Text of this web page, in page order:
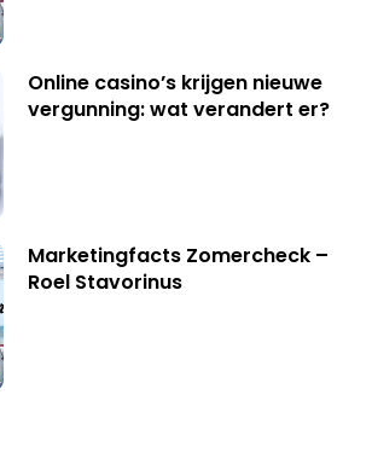
Online casino’s krijgen nieuwe
vergunning: wat verandert er?
Marketingfacts Zomercheck –
Roel Stavorinus